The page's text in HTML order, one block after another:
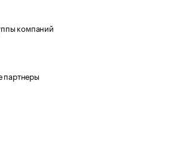
компаний
партнеры